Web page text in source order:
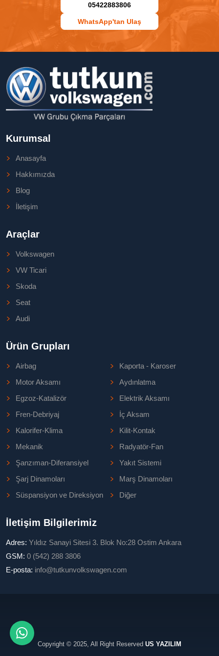
05422883806
WhatsApp'tan Ulaş
Kurumsal
Anasayfa
Hakkımızda
Blog
İletişim
Araçlar
Volkswagen
VW Ticari
Skoda
Seat
Audi
Ürün Grupları
Airbag
Kaporta - Karoser
Motor Aksamı
Aydınlatma
Egzoz-Katalizör
Elektrik Aksamı
Fren-Debriyaj
İç Aksam
Kalorifer-Klima
Kilit-Kontak
Mekanik
Radyatör-Fan
Şanzıman-Diferansiyel
Yakıt Sistemi
Şarj Dinamoları
Marş Dinamoları
Süspansiyon ve Direksiyon
Diğer
İletişim Bilgilerimiz
Adres: Yıldız Sanayi Sitesi 3. Blok No:28 Ostim Ankara
GSM: 0 (542) 288 3806
E-posta: info@tutkunvolkswagen.com
Copyright © 2025, All Right Reserved US YAZILIM